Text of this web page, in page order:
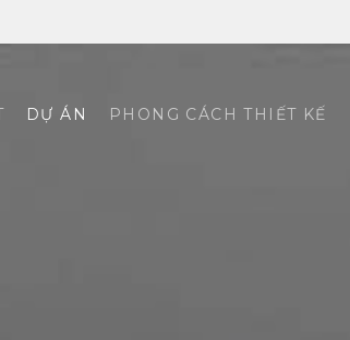
DỰ ÁN PHONG CÁCH THIẾT KẾ